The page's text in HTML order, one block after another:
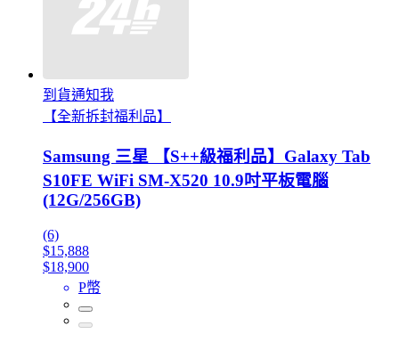
到貨通知我
【全新拆封福利品】
Samsung 三星 【S++級福利品】Galaxy Tab
S10FE WiFi SM-X520 10.9吋平板電腦
(12G/256GB)
(6)
$15,888
$18,900
P幣